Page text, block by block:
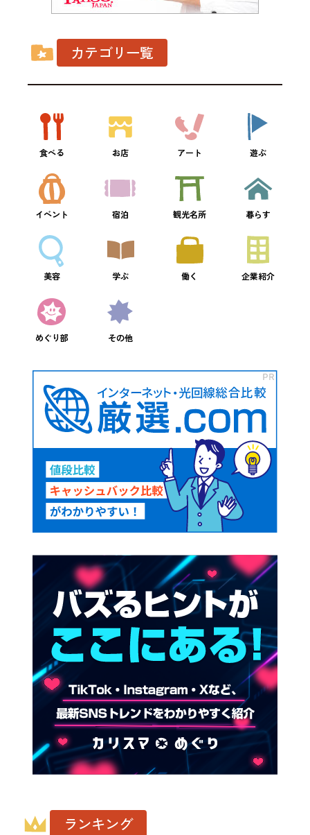
カテゴリ一覧
食べる お店 アート 遊ぶ
イベント 宿泊 観光名所 暮らす
美容 学ぶ 働く 企業紹介
めぐり部 その他
ランキング